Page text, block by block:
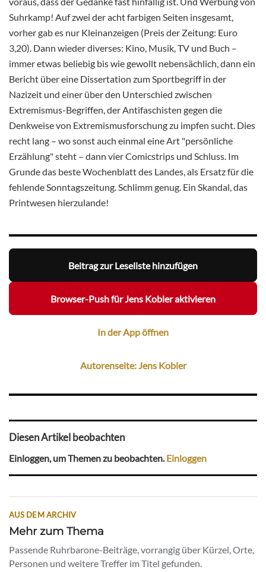
Suhrkamp! Auf zwei der acht farbigen Seiten insgesamt,
vorher gab es nur Kleinanzeigen (Preis der Zeitung: Euro
3,20). Dann wieder diverses: Kino, Musik, TV und Buch –
immer etwas beliebig bis wie gewollt nebensächlich, dann ein
Bericht über eine Dissertation zum Sportbegriff in der
Nazizeit und einer über den Unterschied zwischen
Extremismus-Begriffen, der Antifaschisten gegen die
Denkweise von Extremismusforschung zu impfen sucht. Dies
recht lang – wo sonst auch einmal eine Art "persönliche
Erzählung" steht – dann vier Comicstrips und Schluss. Im
Grunde das beste Wochenblatt des Landes, als Ersatz für die
fehlende Sonntagszeitung. Schlimm genug. Ein Skandal, das
Printwesen hierzulande!
Beitrag zur Leseliste hinzufügen
Browser-Push für Jens Kobler aktivieren
In der App öffnen
Autorenseite: Jens Kobler
Diesen Artikel beobachten
Einloggen, um Themen zu beobachten.Einloggen
AUS DEM ARCHIV
Mehr zum Thema
Passende Ruhrbarone-Beiträge, vorrangig über Kürzel, Orte,
Personen und weitere Treffer im Titel gefunden.